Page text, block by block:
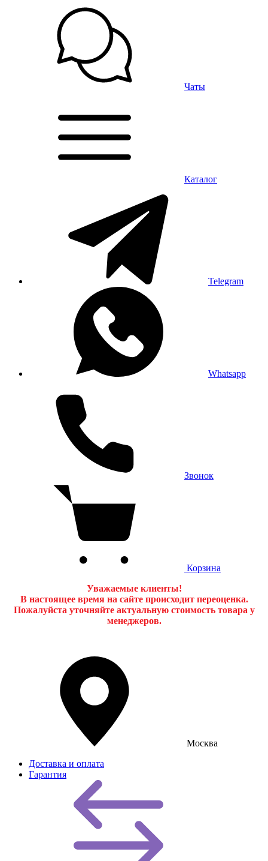
Чаты
Каталог
Telegram
Whatsapp
Звонок
Корзина
Уважаемые клиенты!
В настоящее время на сайте происходит переоценка.
Пожалуйста уточняйте актуальную стоимость товара у
менеджеров.
Москва
Доставка и оплата
Гарантия